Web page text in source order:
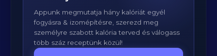
Appunk megmutatja hány kalóriát egyél
fogyásra & izomépítésre, szerezd meg
személyre szabott kalória terved és válogass
több száz receptünk közül!